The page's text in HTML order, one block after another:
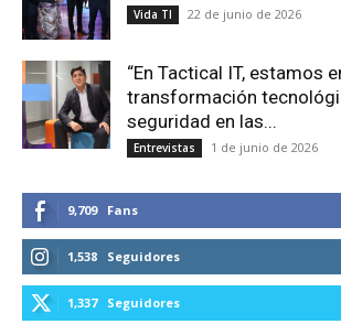
Vida TI 22 de junio de 2026
“En Tactical IT, estamos
transformación
seguridad en las...
Entrevistas 1 de junio de 2026
9,709 Fans
1,538 Seguidores
1,337 Seguidores